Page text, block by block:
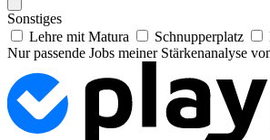
Sonstiges
Lehre mit Matura
Schnupperplatz
Nur passende Jobs meiner Stärkenanalyse